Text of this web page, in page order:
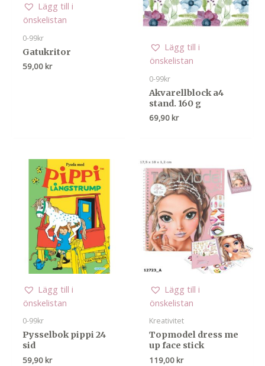
Lägg till i
önskelistan
0-99kr
Gatukritor
59,00 kr
Lägg till i
önskelistan
0-99kr
Akvarellblock a4
stand. 160 g
69,90 kr
Lägg till i
önskelistan
0-99kr
Pysselbok pippi 24
sid
59,90 kr
Lägg till i
önskelistan
Kreativitet
Topmodel dress me
up face stick
119,00 kr